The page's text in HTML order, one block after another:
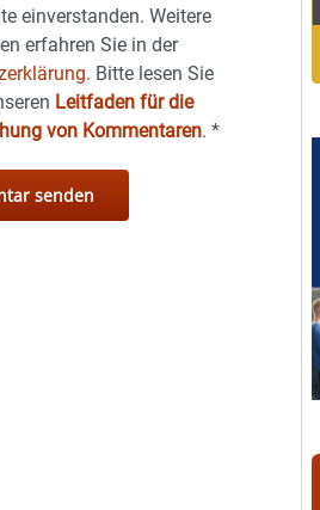
einverstanden. Weitere
erfahren Sie in der
Bitte lesen Sie
Leitfaden für die
von Kommentaren.*